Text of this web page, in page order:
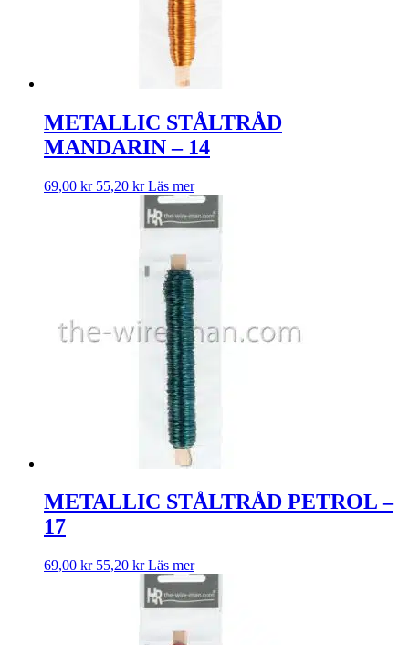
METALLIC STÅLTRÅD
MANDARIN – 14
69,00 kr 55,20 kr Läs mer
METALLIC STÅLTRÅD PETROL –
17
69,00 kr 55,20 kr Läs mer